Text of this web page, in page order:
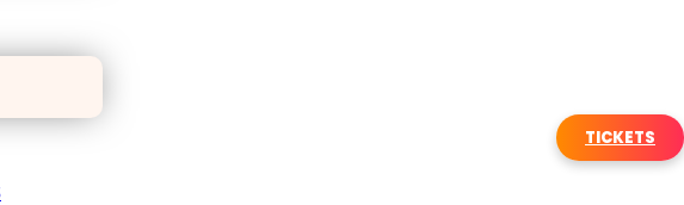
TICKETS